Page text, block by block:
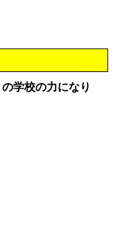
学校の力になり